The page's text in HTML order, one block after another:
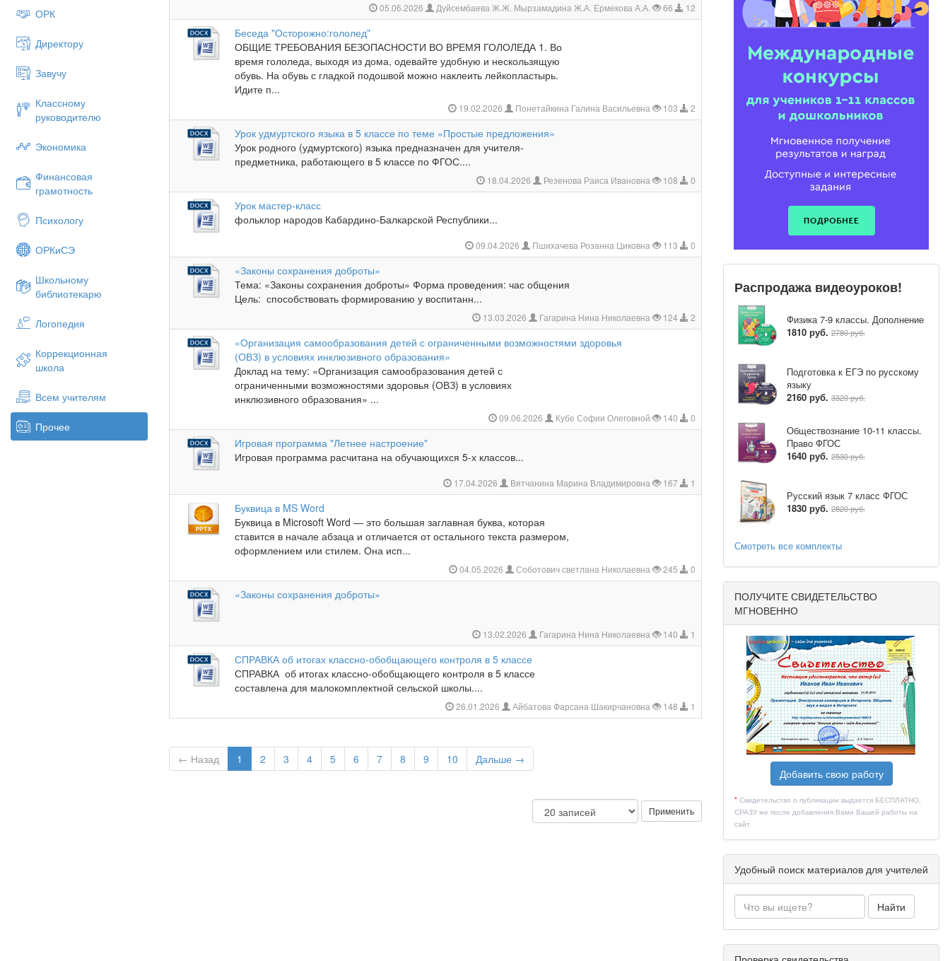
ОРК
Директору
Завучу
Классному
руководителю
Экономика
Финансовая
грамотность
Психологу
ОРКиСЭ
Школьному
библиотекарю
Логопедия
Коррекционная
школа
Всем учителям
Прочее
05.06.2026 Дүйсембаева Ж.Ж. Мырзамадина Ж.А. Ермекова А.А. 66 12
Беседа "Осторожно:гололед"
ОБЩИЕ ТРЕБОВАНИЯ БЕЗОПАСНОСТИ ВО ВРЕМЯ ГОЛОЛЕДА 1. Во
время гололеда, выходя из дома, одевайте удобную и нескользящую
обувь. На обувь с гладкой подошвой можно наклеить лейкопластырь.
Идите п...
19.02.2026 Понетайкина Галина Васильевна 103 2
Урок удмуртского языка в 5 классе по теме «Простые предложения»
Урок родного (удмуртского) языка предназначен для учителя-
предметника, работающего в 5 классе по ФГОС....
18.04.2026 Резенова Раиса Ивановна 108 0
Урок мастер-класс
фольклор народов Кабардино-Балкарской Республики...
09.04.2026 Пшихачева Розанна Циковна 113 0
«Законы сохранения доброты»
Тема: «Законы сохранения доброты» Форма проведения: час общения
Цель: способствовать формированию у воспитанн...
13.03.2026 Гагарина Нина Николаевна 124 2
«Организация самообразования детей с ограниченными возможностями здоровья
(ОВЗ) в условиях инклюзивного образования»
Доклад на тему: «Организация самообразования детей с
ограниченными возможностями здоровья (ОВЗ) в условиях
инклюзивного образования» ...
09.06.2026 Кубе Софии Олеговной 140 0
Игровая программа "Летнее настроение"
Игровая программа расчитана на обучающихся 5-х классов...
17.04.2026 Вятчанина Марина Владимировна 167 1
Буквица в MS Word
Буквица в Microsoft Word — это большая заглавная буква, которая
ставится в начале абзаца и отличается от остального текста размером,
оформлением или стилем. Она исп...
04.05.2026 Соботович светлана Николаевна 245 0
«Законы сохранения доброты»
13.02.2026 Гагарина Нина Николаевна 140 1
СПРАВКА об итогах классно-обобщающего контроля в 5 классе
СПРАВКА об итогах классно-обобщающего контроля в 5 классе
составлена для малокомплектной сельской школы....
26.01.2026 Айбатова Фарсана Шакирчановна 148 1
← Назад 1 2 3 4 5 6 7 8 9 10 Дальше →
Применить
Распродажа видеоуроков!
Физика 7-9 классы. Дополнение
1810 руб. 2780 руб.
Подготовка к ЕГЭ по русскому
языку
2160 руб. 3320 руб.
Обществознание 10-11 классы.
Право ФГОС
1640 руб. 2530 руб.
Русский язык 7 класс ФГОС
1830 руб. 2820 руб.
Смотреть все комплекты
ПОЛУЧИТЕ СВИДЕТЕЛЬСТВО
МГНОВЕННО
Добавить свою работу
* Свидетельство о публикации выдается БЕСПЛАТНО,
СРАЗУ же после добавления Вами Вашей работы на
сайт
Удобный поиск материалов для учителей
Найти